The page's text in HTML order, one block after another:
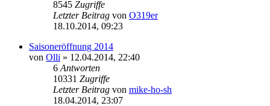
8545 Zugriffe
Letzter Beitrag von O319er
18.10.2014, 09:23
Saisoneröffnung 2014
von Olli » 12.04.2014, 22:40
6 Antworten
10331 Zugriffe
Letzter Beitrag von mike-ho-sh
18.04.2014, 23:07